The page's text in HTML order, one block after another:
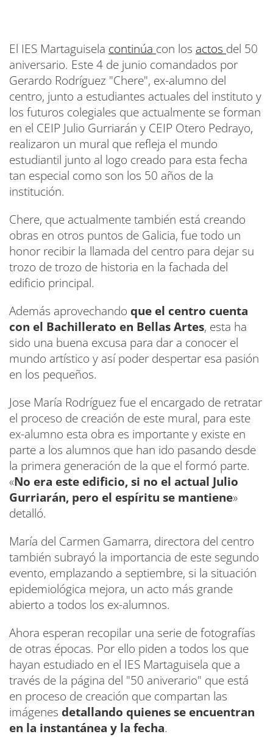
El IES Martaguisela continúa con los actos del 50
aniversario. Este 4 de junio comandados por
Gerardo Rodríguez "Chere", ex-alumno del
centro, junto a estudiantes actuales del instituto y
los futuros colegiales que actualmente se forman
en el CEIP Julio Gurriarán y CEIP Otero Pedrayo,
realizaron un mural que refleja el mundo
estudiantil junto al logo creado para esta fecha
tan especial como son los 50 años de la
institución.
Chere, que actualmente también está creando
obras en otros puntos de Galicia, fue todo un
honor recibir la llamada del centro para dejar su
trozo de trozo de historia en la fachada del
edificio principal.
Además aprovechando que el centro cuenta
con el Bachillerato en Bellas Artes, esta ha
sido una buena excusa para dar a conocer el
mundo artístico y así poder despertar esa pasión
en los pequeños.
Jose María Rodríguez fue el encargado de retratar
el proceso de creación de este mural, para este
ex-alumno esta obra es importante y existe en
parte a los alumnos que han ido pasando desde
la primera generación de la que el formó parte.
«No era este edificio, si no el actual Julio
Gurriarán, pero el espíritu se mantiene»
detalló.
María del Carmen Gamarra, directora del centro
también subrayó la importancia de este segundo
evento, emplazando a septiembre, si la situación
epidemiológica mejora, un acto más grande
abierto a todos los ex-alumnos.
Ahora esperan recopilar una serie de fotografías
de otras épocas. Por ello piden a todos los que
hayan estudiado en el IES Martaguisela que a
través de la página del "50 aniverario" que está
en proceso de creación que compartan las
imágenes detallando quienes se encuentran
en la instantánea y la fecha.